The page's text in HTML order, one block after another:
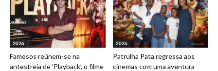
2026
Famosos reúnem-se na
antestreia de ‘Playback’, o filme
2026
Patrulha Pata regressa aos
cinemas com uma aventura